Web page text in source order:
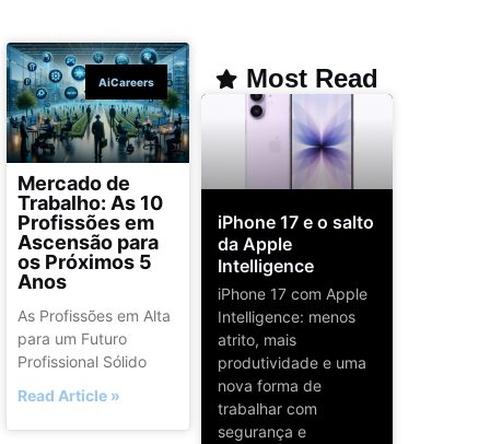
AiCareers
Mercado de
Trabalho: As 10
Profissões em
Ascensão para
os Próximos 5
Anos
As Profissões em Alta
para um Futuro
Profissional Sólido
Read Article »
Most Read
iPhone 17 e o salto
da Apple
Intelligence
iPhone 17 com Apple
Intelligence: menos
atrito, mais
produtividade e uma
nova forma de
trabalhar com
segurança e